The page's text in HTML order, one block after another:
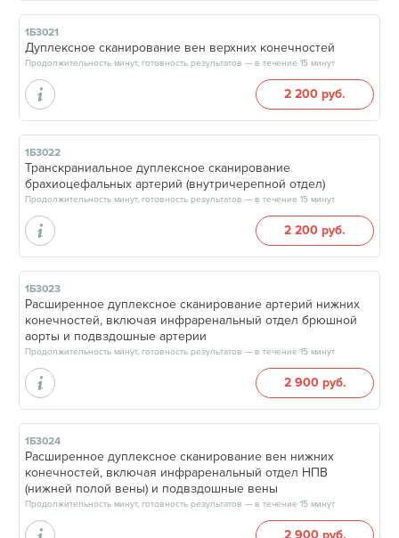
1Б3021
Дуплексное сканирование вен верхних конечностей
Продолжительность минут, готовность результатов — в течение 15 минут
2 200 руб.
1Б3022
Транскраниальное дуплексное сканирование
брахиоцефальных артерий (внутричерепной отдел)
Продолжительность минут, готовность результатов — в течение 15 минут
2 200 руб.
1Б3023
Расширенное дуплексное сканирование артерий нижних
конечностей, включая инфраренальный отдел брюшной
аорты и подвздошные артерии
Продолжительность минут, готовность результатов — в течение 15 минут
2 900 руб.
1Б3024
Расширенное дуплексное сканирование вен нижних
конечностей, включая инфраренальный отдел НПВ
(нижней полой вены) и подвздошные вены
Продолжительность минут, готовность результатов — в течение 15 минут
2 900 руб.